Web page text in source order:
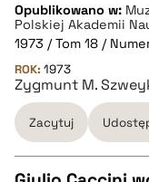
pobierz cytat
BIBTEX
pobierz cytat
Opublikowano w:
Polskiej Akademii
1973 / Tom 18 /
ROK: 1973
Zygmunt M.
Zacytuj